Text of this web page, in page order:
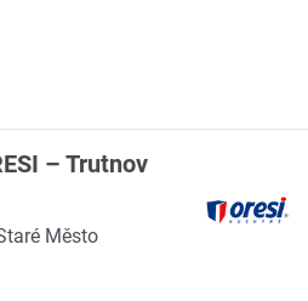
– Trutnov
Město